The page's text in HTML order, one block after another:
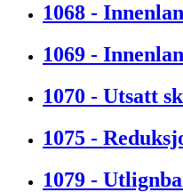
1068 -
1069 -
1070 - Utsatt
1075 -
1079 -